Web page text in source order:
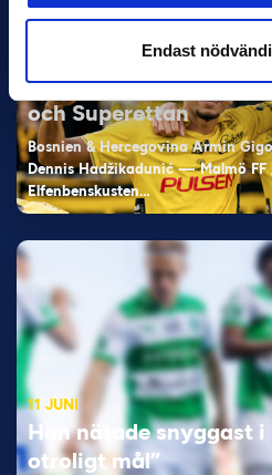
Endast
VM-spelare med
och Superettan
Bosnien & Hercegovina Armin
Dennis Hadžikadunić — Malmö FF
Elfenbenskusten…
11 JUNI
Han nätade snyggast i
otroligt mål”